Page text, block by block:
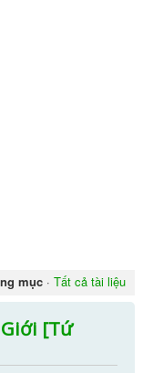
Tâm Hải)
Nhơn biên soạn; Thích
nền văn hóa Việt Nam (Minh
mục · Tất cả tài liệu
[Tứ